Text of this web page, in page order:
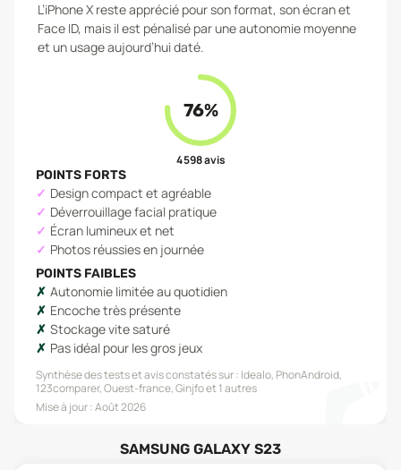
L’iPhone X reste apprécié pour son format, son écran et
Face ID, mais il est pénalisé par une autonomie moyenne
et un usage aujourd’hui daté.
76%
4 598avis
POINTS FORTS
Design compact et agréable
Déverrouillage facial pratique
Écran lumineux et net
Photos réussies en journée
POINTS FAIBLES
Autonomie limitée au quotidien
Encoche très présente
Stockage vite saturé
Pas idéal pour les gros jeux
Synthèse des tests et avis constatés sur : Idealo, PhonAndroid,
123comparer, Ouest-france, Ginjfoet 1 autres
Mise à jour :Août 2026
SAMSUNG GALAXY S23